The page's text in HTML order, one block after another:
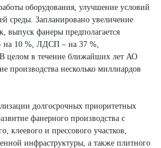
оборудования, улучшение условий
среды. Запланировано увеличение
выпуск фанеры предполагается
на 10 %, ЛДСП – на 37 %,
целом в течение ближайших лет АО
производства несколько миллиардов
долгосрочных приоритетных
фанерного производства с
клеевого и прессового участков,
инфраструктуры, а также плитного